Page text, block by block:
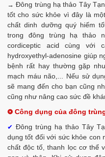
→Đông trùng hạ thảo Tây
tốt cho sức khỏe vì đây là
chất dinh dưỡng quý hiếm
trong đông trùng hạ thảo
cordiceptic acid cùng với
hydroxyethyl-adenosine giúp
bệnh rất hay thường gặp
mạch máu não,... Nếu sử
sẽ mang đến cho bạn cũng
cũng như nâng cao sức đề
❂ Công dụng của đông
✔ Đông trùng hạ thảo Tây
dụng tốt đối với sức khỏe con
chất độc tố, thanh lọc cơ thể